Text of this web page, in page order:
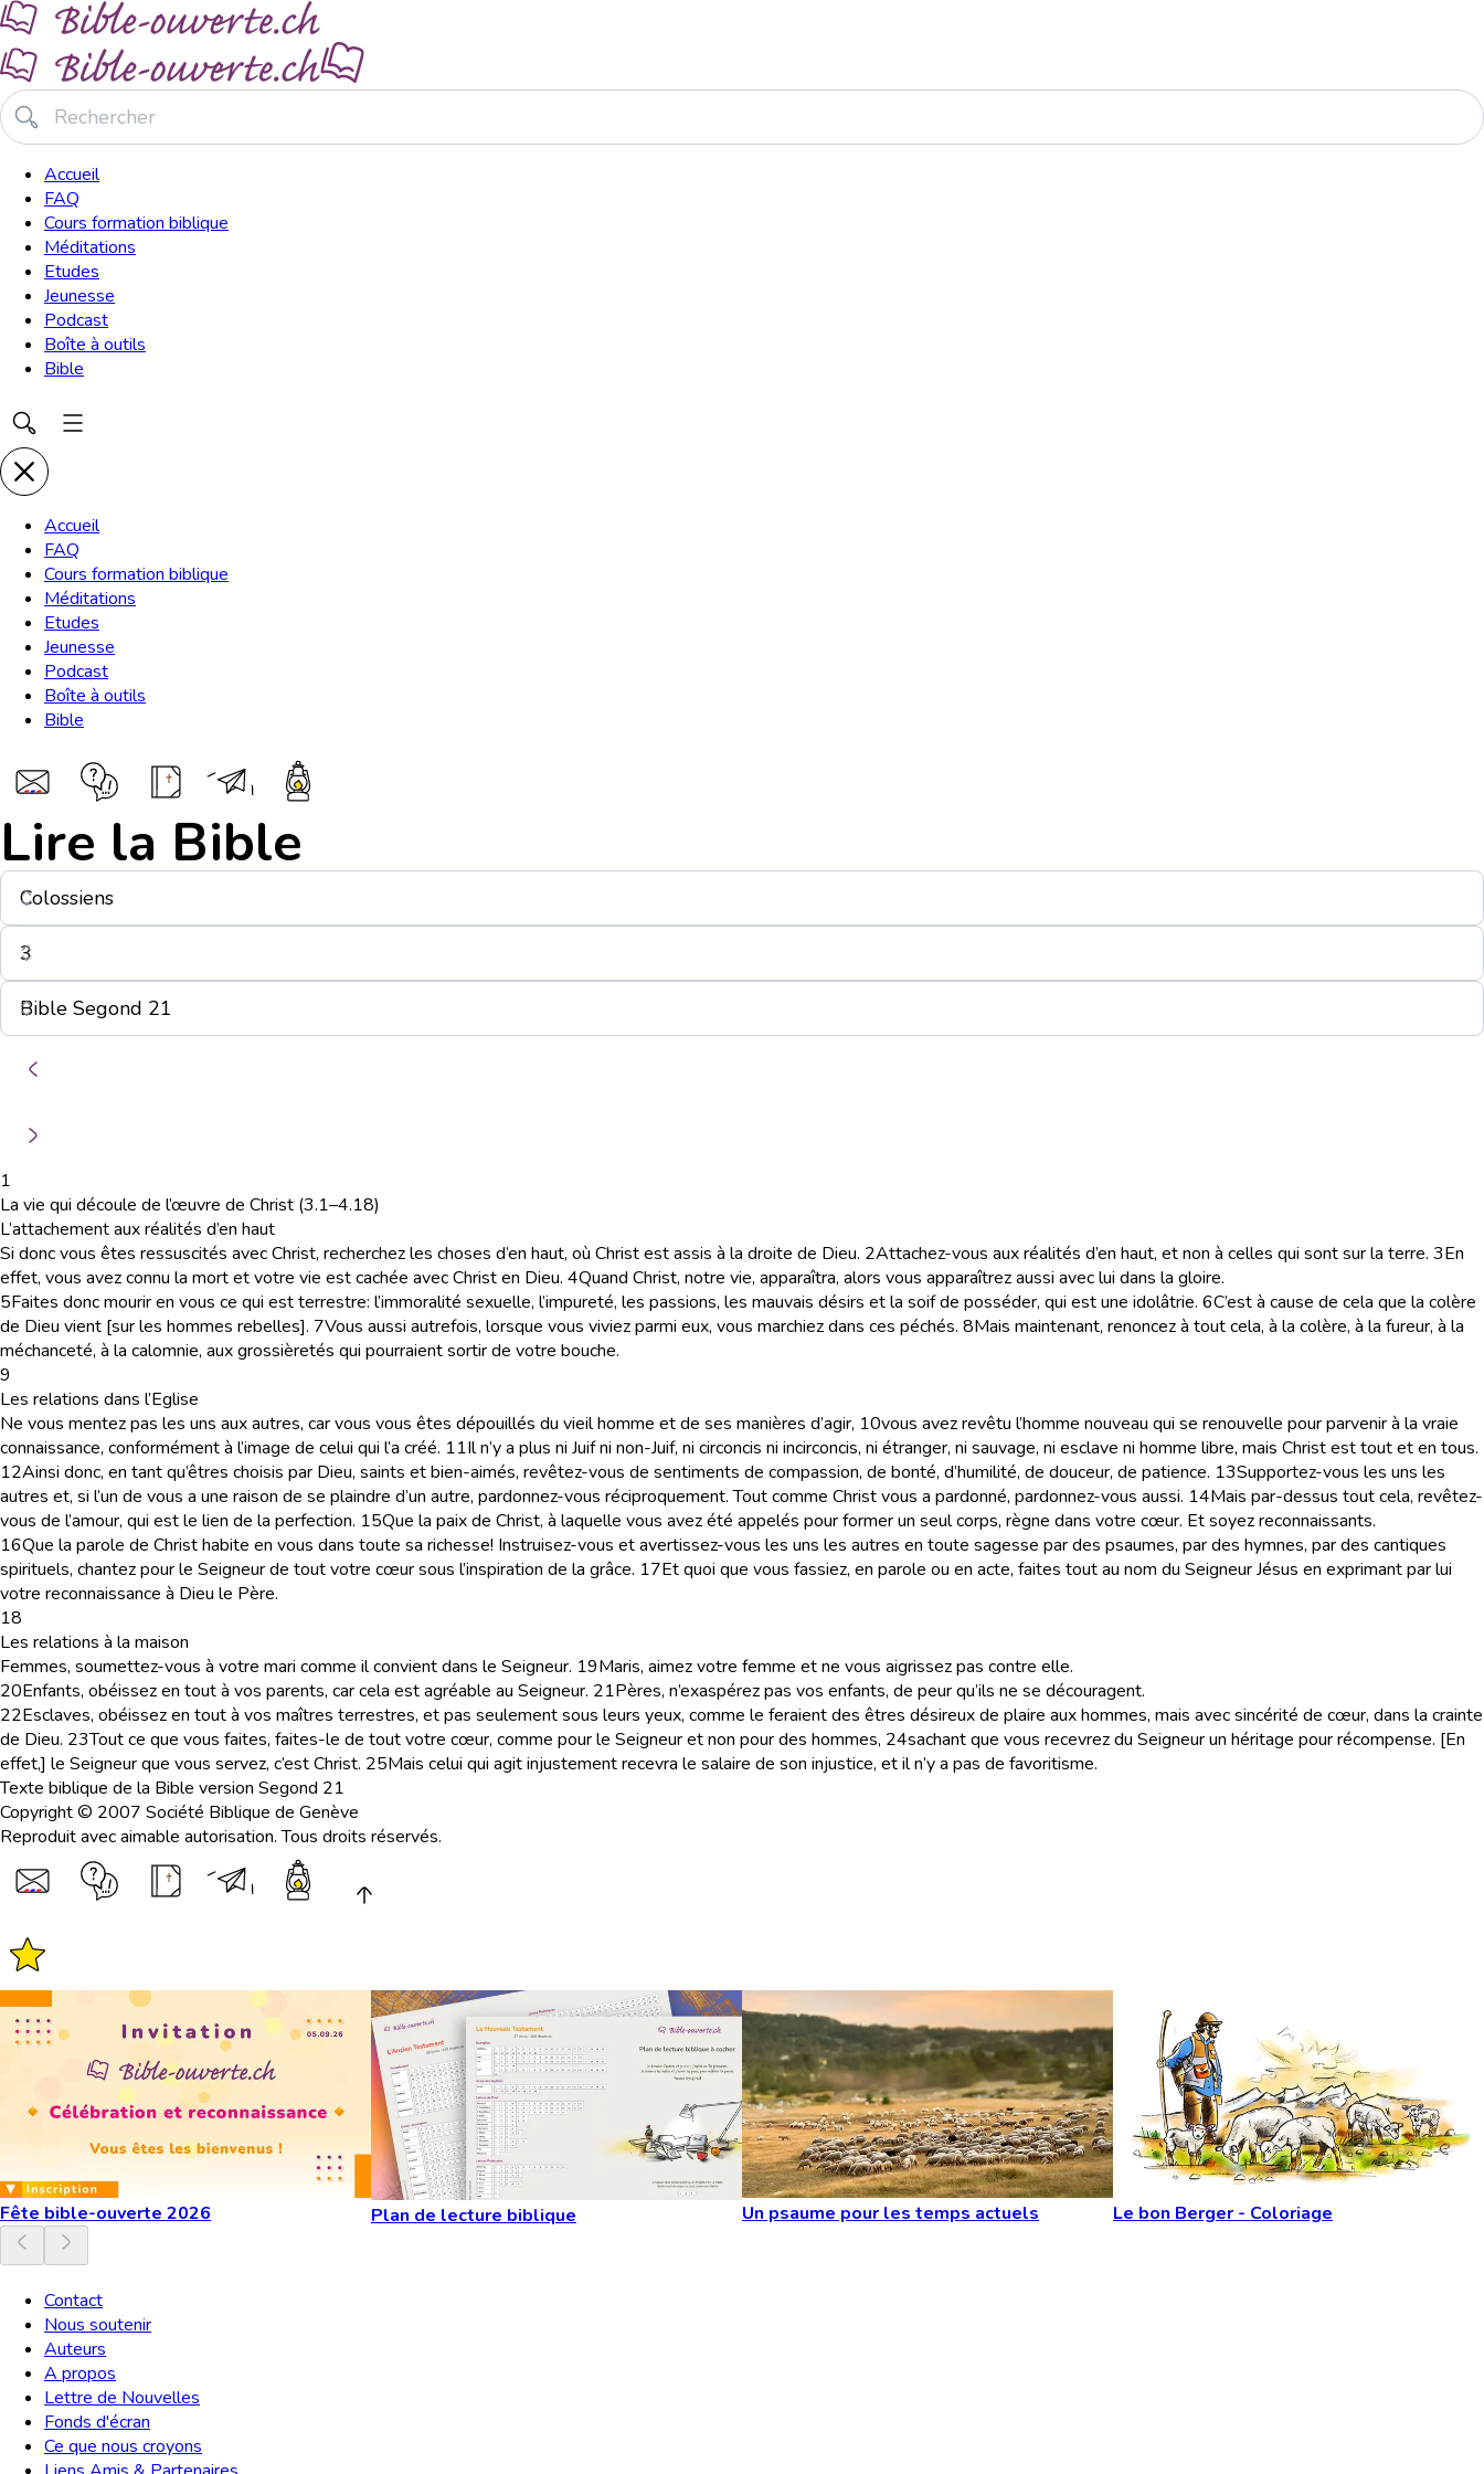
Accueil
FAQ
Cours formation biblique
Méditations
Etudes
Jeunesse
Podcast
Boîte à outils
Bible
Accueil
FAQ
Cours formation biblique
Méditations
Etudes
Jeunesse
Podcast
Boîte à outils
Bible
Lire la Bible
1
La vie qui découle de l’œuvre de Christ (3.1–4.18)
L’attachement aux réalités d’en haut
Si donc vous êtes ressuscités avec Christ, recherchez les choses d’en haut, où Christ est assis à la droite de Dieu. 2Attachez-vous aux réalités d’en haut, et non à celles qui sont sur la terre. 3En
effet, vous avez connu la mort et votre vie est cachée avec Christ en Dieu. 4Quand Christ, notre vie, apparaîtra, alors vous apparaîtrez aussi avec lui dans la gloire.
5Faites donc mourir en vous ce qui est terrestre: l’immoralité sexuelle, l’impureté, les passions, les mauvais désirs et la soif de posséder, qui est une idolâtrie. 6C’est à cause de cela que la colère
de Dieu vient [sur les hommes rebelles]. 7Vous aussi autrefois, lorsque vous viviez parmi eux, vous marchiez dans ces péchés. 8Mais maintenant, renoncez à tout cela, à la colère, à la fureur, à la
méchanceté, à la calomnie, aux grossièretés qui pourraient sortir de votre bouche.
9
Les relations dans l’Eglise
Ne vous mentez pas les uns aux autres, car vous vous êtes dépouillés du vieil homme et de ses manières d’agir, 10vous avez revêtu l’homme nouveau qui se renouvelle pour parvenir à la vraie
connaissance, conformément à l’image de celui qui l’a créé. 11Il n’y a plus ni Juif ni non-Juif, ni circoncis ni incirconcis, ni étranger, ni sauvage, ni esclave ni homme libre, mais Christ est tout et en tous.
12Ainsi donc, en tant qu’êtres choisis par Dieu, saints et bien-aimés, revêtez-vous de sentiments de compassion, de bonté, d’humilité, de douceur, de patience. 13Supportez-vous les uns les
autres et, si l’un de vous a une raison de se plaindre d’un autre, pardonnez-vous réciproquement. Tout comme Christ vous a pardonné, pardonnez-vous aussi. 14Mais par-dessus tout cela, revêtez-
vous de l’amour, qui est le lien de la perfection. 15Que la paix de Christ, à laquelle vous avez été appelés pour former un seul corps, règne dans votre cœur. Et soyez reconnaissants.
16Que la parole de Christ habite en vous dans toute sa richesse! Instruisez-vous et avertissez-vous les uns les autres en toute sagesse par des psaumes, par des hymnes, par des cantiques
spirituels, chantez pour le Seigneur de tout votre cœur sous l’inspiration de la grâce. 17Et quoi que vous fassiez, en parole ou en acte, faites tout au nom du Seigneur Jésus en exprimant par lui
votre reconnaissance à Dieu le Père.
18
Les relations à la maison
Femmes, soumettez-vous à votre mari comme il convient dans le Seigneur. 19Maris, aimez votre femme et ne vous aigrissez pas contre elle.
20Enfants, obéissez en tout à vos parents, car cela est agréable au Seigneur. 21Pères, n’exaspérez pas vos enfants, de peur qu’ils ne se découragent.
22Esclaves, obéissez en tout à vos maîtres terrestres, et pas seulement sous leurs yeux, comme le feraient des êtres désireux de plaire aux hommes, mais avec sincérité de cœur, dans la crainte
de Dieu. 23Tout ce que vous faites, faites-le de tout votre cœur, comme pour le Seigneur et non pour des hommes, 24sachant que vous recevrez du Seigneur un héritage pour récompense. [En
effet,] le Seigneur que vous servez, c’est Christ. 25Mais celui qui agit injustement recevra le salaire de son injustice, et il n’y a pas de favoritisme.
Texte biblique de la Bible version Segond 21
Copyright © 2007 Société Biblique de Genève
Reproduit avec aimable autorisation. Tous droits réservés.
Fête bible-ouverte 2026 Plan de lecture biblique Un psaume pour les temps actuels Le bon Berger - Coloriage
Contact
Nous soutenir
Auteurs
A propos
Lettre de Nouvelles
Fonds d'écran
Ce que nous croyons